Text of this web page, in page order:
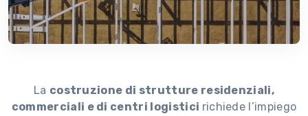
La costruzione di strutture residenziali,
commerciali e di centri logistici richiede l’impiego